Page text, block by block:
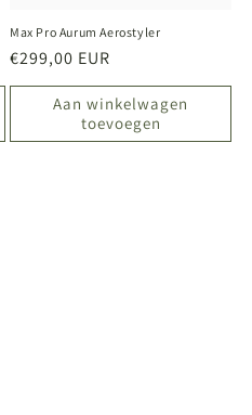
Max Pro Aurum Aerostyler
Normale
prijs
€299,00 EUR
Aan winkelwagen
toevoegen